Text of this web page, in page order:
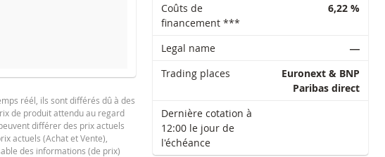
1 Semaine 1 An
NOUVELLE SITUATION
réél, ils sont différés dû à des
de produit attendu au regard
différer des prix actuels
actuels (Achat et Vente),
des informations (de prix)
Coûts de
financement ***
6,22 %
Legal name
―
Trading places
Euronext & BNP
Paribas direct
Dernière cotation à
12:00 le jour de
l'échéance